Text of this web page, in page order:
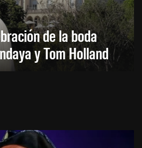
de la boda
y Tom Holland